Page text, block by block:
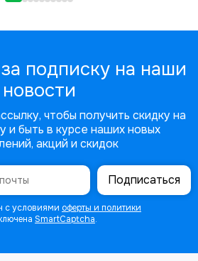
подписку на наши
новости
чтобы получить скидку на
и быть в курсе наших новых
акций и скидок
Подписаться
с условиями оферты и политики
SmartCaptcha.